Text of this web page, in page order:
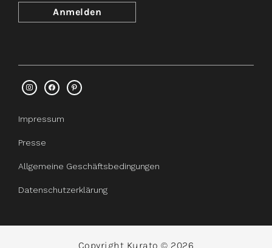
Impressum
Presse
Allgemeine Geschäftsbedingungen
Datenschutzerklärung
Copyright Kurato © 2026